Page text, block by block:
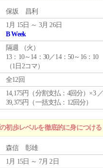
保坂 昌利
1月 15日 ～ 3月 26日
B Week
隔週 （火 ）
13：10～14：30／14：50～16：10
（1日2コマ）
全12回
14,175円（分割支払：4回分）×3
39,375円（一括支払：12回分）
初歩レベルを徹底的に身につける
森信 彰雄
1月 15日 ～ 7月 2日